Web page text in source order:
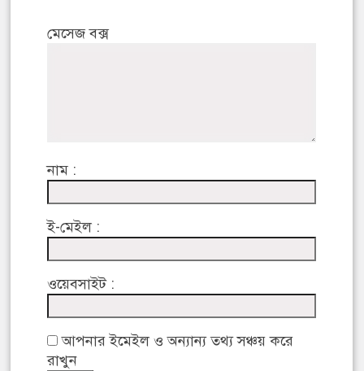
মেসেজ বক্স
নাম :
ই-মেইল :
ওয়েবসাইট :
আপনার ইমেইল ও অন্যান্য তথ্য সঞ্চয় করে
রাখুন